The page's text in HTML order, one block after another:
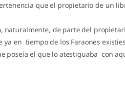
que el propietario de un
naturalmente, de parte del
ya en tiempo de los Faraones
poseía el que lo atestiguaba con